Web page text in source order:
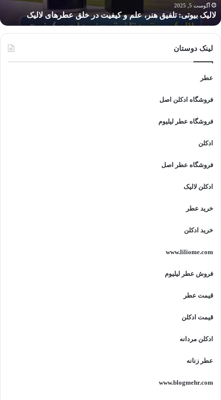
خلق
عطرهای
لالیک
آگوست 5, 2025
لالیک بیوتی: تلفیق هنر، علم و کیفیت در خلق عطرهای لالیک
لینک دوستان
عطر
فروشگاه ادکلن اصل
فروشگاه عطر لیلیوم
ادکلن
فروشگاه عطر اصل
ادکلن لالیک
خرید عطر
خرید ادکلن
www.liliome.com
فروش عطر لیلیوم
قیمت عطر
قیمت ادکلن
ادکلن مردانه
عطر زنانه
www.blogmehr.com